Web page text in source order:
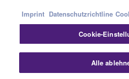
Kontakt
Datenschutzerklärung
Imprint Datenschutzrichtline
Cookie-
Alle